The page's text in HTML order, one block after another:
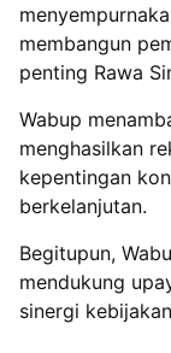
membangun
penting Rawa
Wabup
menghasilkan
kepentingan
berkelanjutan.
Begitupun,
mendukung
sinergi